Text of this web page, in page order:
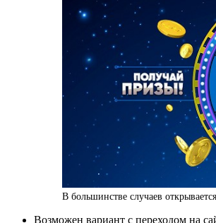
В большинстве случаев
Возможен вариант с переходом на